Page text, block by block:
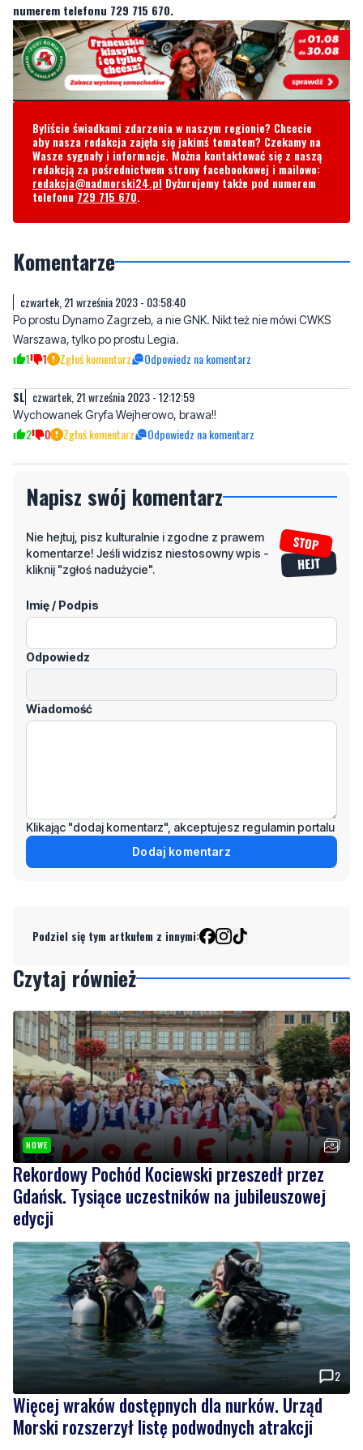
numerem telefonu 729 715 670.
Byliście świadkami zdarzenia w naszym regionie? Chcecie
aby nasza redakcja zajęła się jakimś tematem? Czekamy na
Wasze sygnały i informacje. Można kontaktować się z naszą
redakcją za pośrednictwem strony facebookowej i mailowo:
redakcja@nadmorski24.pl Dyżurujemy także pod numerem
telefonu 729 715 670.
Komentarze
czwartek, 21 września 2023 - 03:58:40
Po prostu Dynamo Zagrzeb, a nie GNK. Nikt też nie mówi CWKS
Warszawa, tylko po prostu Legia.
1 1 Zgłoś komentarz Odpowiedz na komentarz
SL czwartek, 21 września 2023 - 12:12:59
Wychowanek Gryfa Wejherowo, brawa!!
2 0 Zgłoś komentarz Odpowiedz na komentarz
Napisz swój komentarz
Nie hejtuj, pisz kulturalnie i zgodne z prawem
komentarze! Jeśli widzisz niestosowny wpis -
kliknij "zgłoś nadużycie".
Imię / Podpis
Odpowiedz
Wiadomość
Klikając "dodaj komentarz", akceptujesz regulamin portalu
Dodaj komentarz
Podziel się tym artkułem z innymi:
Czytaj również
NOWE
Rekordowy Pochód Kociewski przeszedł przez
Gdańsk. Tysiące uczestników na jubileuszowej
edycji
2
Więcej wraków dostępnych dla nurków. Urząd
Morski rozszerzył listę podwodnych atrakcji